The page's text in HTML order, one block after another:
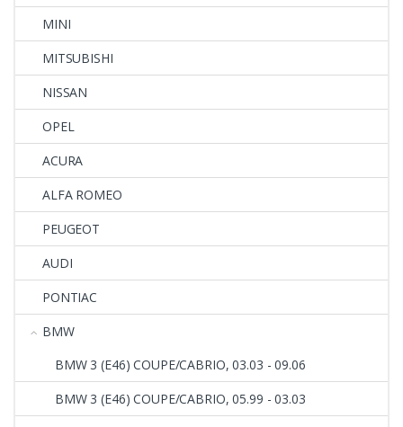
MINI
MITSUBISHI
NISSAN
OPEL
ACURA
ALFA ROMEO
PEUGEOT
AUDI
PONTIAC
BMW
BMW 3 (E46) COUPE/CABRIO, 03.03 - 09.06
BMW 3 (E46) COUPE/CABRIO, 05.99 - 03.03